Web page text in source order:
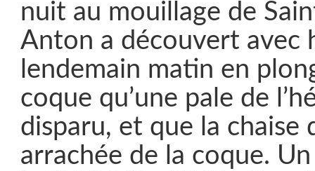
nuit au mouillage de
Anton a découvert avec
lendemain matin en
coque qu’une pale de
disparu, et que la chaise
arrachée de la coque.